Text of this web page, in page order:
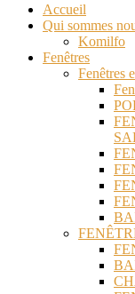
Accueil
Qui sommes
Komilfo
Fenêtres
Fenêtres